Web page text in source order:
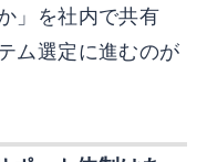
」を社内で共有
ム選定に進むのが